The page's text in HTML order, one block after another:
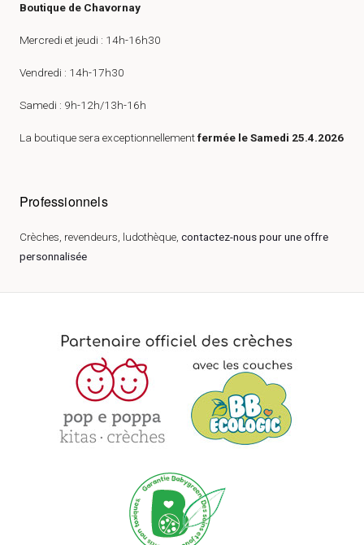
Boutique de Chavornay
Mercredi et jeudi : 14h-16h30
Vendredi : 14h-17h30
Samedi : 9h-12h/13h-16h
La boutique sera exceptionnellementfermée le Samedi 25.4.2026
Professionnels
Crèches, revendeurs, ludothèque, contactez-nous pour une offre
personnalisée